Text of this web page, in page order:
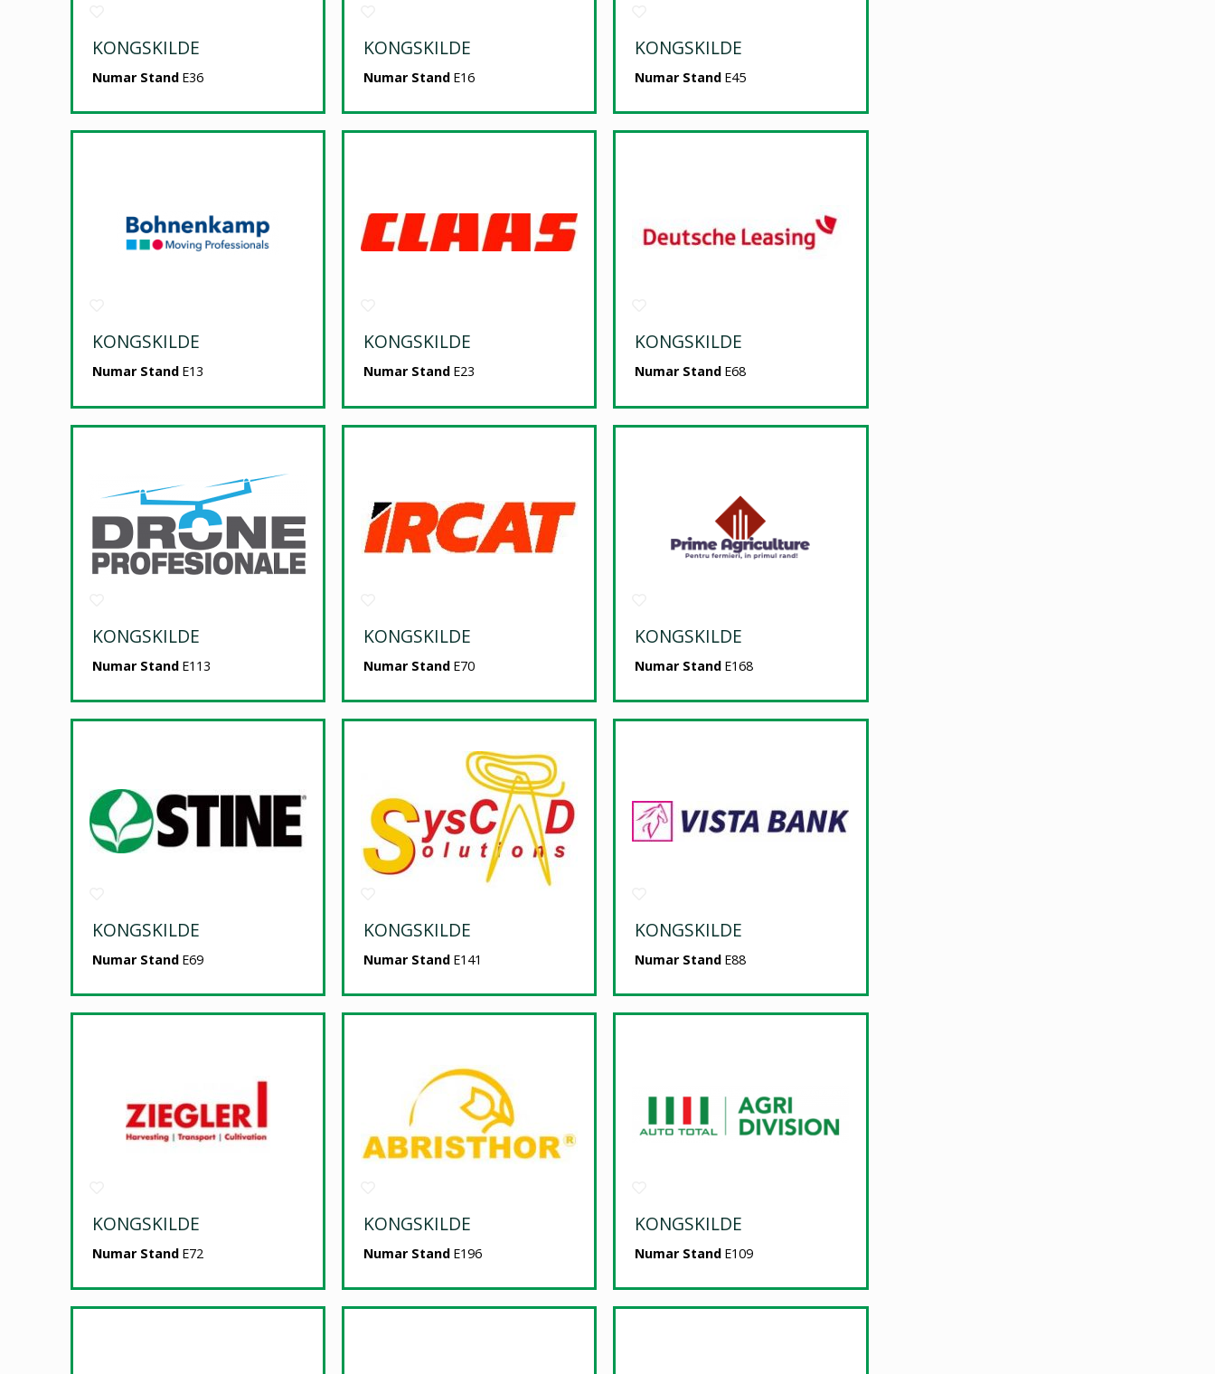
KONGSKILDE
Numar Stand E36
KONGSKILDE
Numar Stand E16
KONGSKILDE
Numar Stand E45
KONGSKILDE
Numar Stand E13
KONGSKILDE
Numar Stand E23
KONGSKILDE
Numar Stand E68
KONGSKILDE
Numar Stand E113
KONGSKILDE
Numar Stand E70
KONGSKILDE
Numar Stand E168
KONGSKILDE
Numar Stand E69
KONGSKILDE
Numar Stand E141
KONGSKILDE
Numar Stand E88
KONGSKILDE
Numar Stand E72
KONGSKILDE
Numar Stand E196
KONGSKILDE
Numar Stand E109